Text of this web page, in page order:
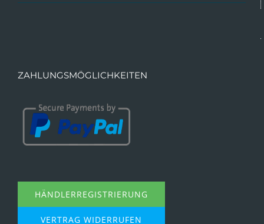
ZAHLUNGSMÖGLICHKEITEN
HÄNDLERREGISTRIERUNG
VERTRAG WIDERRUFEN